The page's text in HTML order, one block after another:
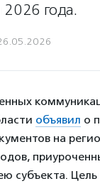
года.
объявил о
на
субъекта.